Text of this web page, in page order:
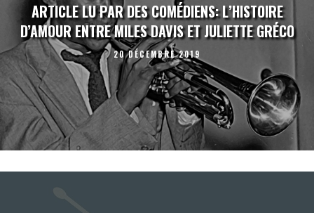
ARTICLE LU PAR DES COMÉDIENS: L’HISTOIRE
D’AMOUR ENTRE MILES DAVIS ET JULIETTE GRÉCO
20 DÉCEMBRE 2019